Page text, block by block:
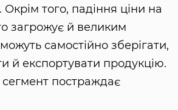
Окрім того, падіння ціни на
загрожує й великим
самостійно зберігати,
й експортувати продукцію.
сегмент постраждає